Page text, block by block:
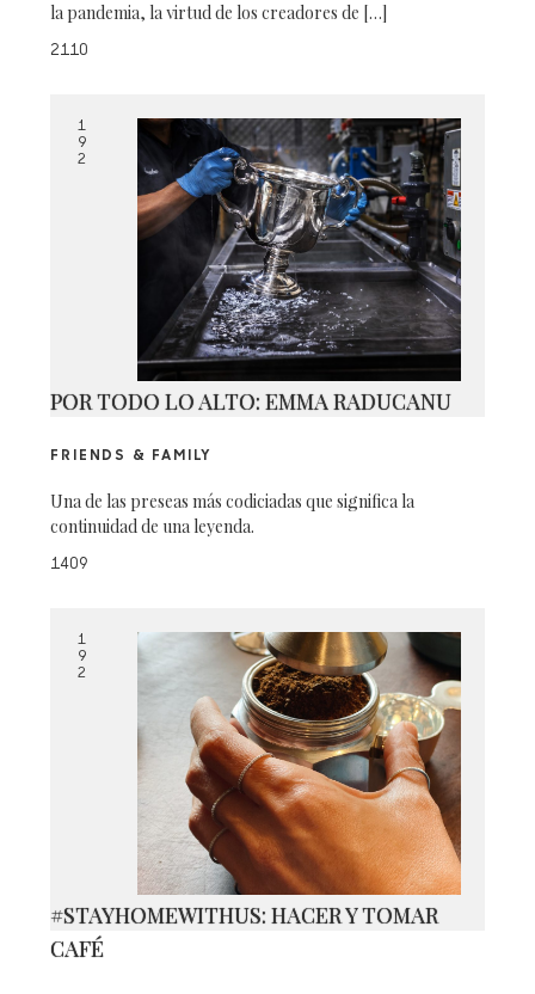
la pandemia, la virtud de los creadores de […]
2110
1
9
2
POR TODO LO ALTO: EMMA RADUCANU
FRIENDS & FAMILY
Una de las preseas más codiciadas que significa la
continuidad de una leyenda.
1409
1
9
2
#STAYHOMEWITHUS: HACER Y TOMAR
CAFÉ